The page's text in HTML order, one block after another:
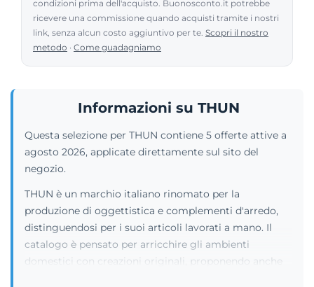
condizioni prima dell'acquisto. Buonosconto.it potrebbe
ricevere una commissione quando acquisti tramite i nostri
link, senza alcun costo aggiuntivo per te. Scopri il nostro
metodo · Come guadagniamo
Informazioni su THUN
Questa selezione per THUN contiene 5 offerte attive a
agosto 2026, applicate direttamente sul sito del
negozio.
THUN è un marchio italiano rinomato per la
produzione di oggettistica e complementi d'arredo,
distinguendosi per i suoi articoli lavorati a mano. Il
catalogo è pensato per arricchire gli ambienti
domestici con creazioni originali, proponendo anche